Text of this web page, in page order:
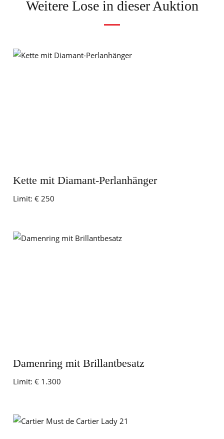
Weitere Lose in dieser Auktion
Kette mit Diamant-Perlanhänger
Limit: € 250
Damenring mit Brillantbesatz
Limit: € 1.300